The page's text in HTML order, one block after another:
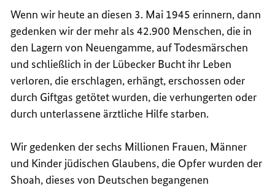
Wenn wir heute an diesen 3. Mai 1945 erinnern, dann
gedenken wir der mehr als 42.900 Menschen, die in
den Lagern von Neuengamme, auf Todesmärschen
und schließlich in der Lübecker Bucht ihr Leben
verloren, die erschlagen, erhängt, erschossen oder
durch Giftgas getötet wurden, die verhungerten oder
durch unterlassene ärztliche Hilfe starben.
Wir gedenken der sechs Millionen Frauen, Männer
und Kinder jüdischen Glaubens, die Opfer wurden der
Shoah, dieses von Deutschen begangenen